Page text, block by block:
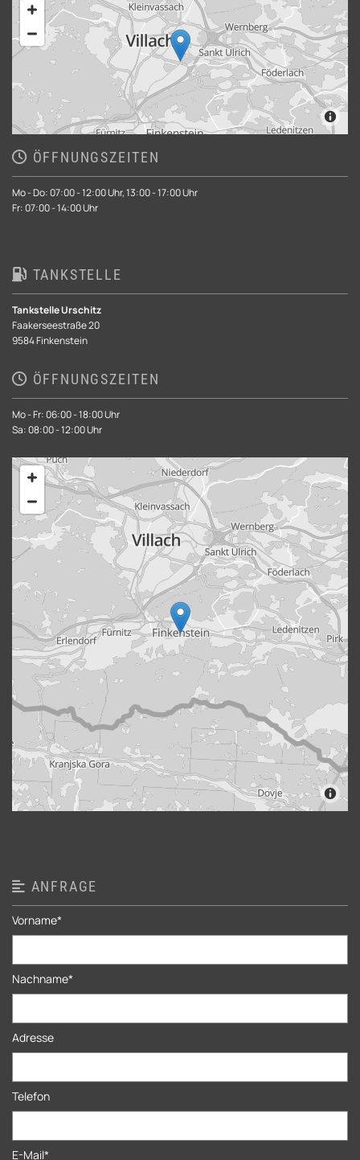
 ÖFFNUNGSZEITEN
Mo - Do: 07:00 - 12:00 Uhr, 13:00 - 17:00 Uhr
Fr: 07:00 - 14:00 Uhr
 TANKSTELLE
Tankstelle Urschitz
Faakerseestraße 20
9584 Finkenstein
 ÖFFNUNGSZEITEN
Mo - Fr: 06:00 - 18:00 Uhr
Sa: 08:00 - 12:00 Uhr
 ANFRAGE
Vorname*
Nachname*
Adresse
Telefon
E-Mail*